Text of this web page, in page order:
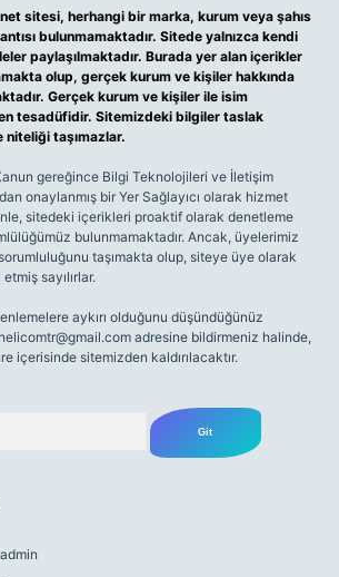
sitesi, herhangi bir marka, kurum veya şahıs
bulunmamaktadır. Sitede yalnızca kendi
paylaşılmaktadır. Burada yer alan içerikler
olup, gerçek kurum ve kişiler hakkında
Gerçek kurum ve kişiler ile isim
tesadüfidir. Sitemizdeki bilgiler taslak
taşımazlar.
gereğince Bilgi Teknolojileri ve İletişim
onaylanmış bir Yer Sağlayıcı olarak hizmet
sitedeki içerikleri proaktif olarak denetleme
bulunmamaktadır. Ancak, üyelerimiz
taşımakta olup, siteye üye olarak
sayılırlar.
aykırı olduğunu düşündüğünüz
adresine bildirmeniz halinde,
içerisinde sitemizden kaldırılacaktır.
admin